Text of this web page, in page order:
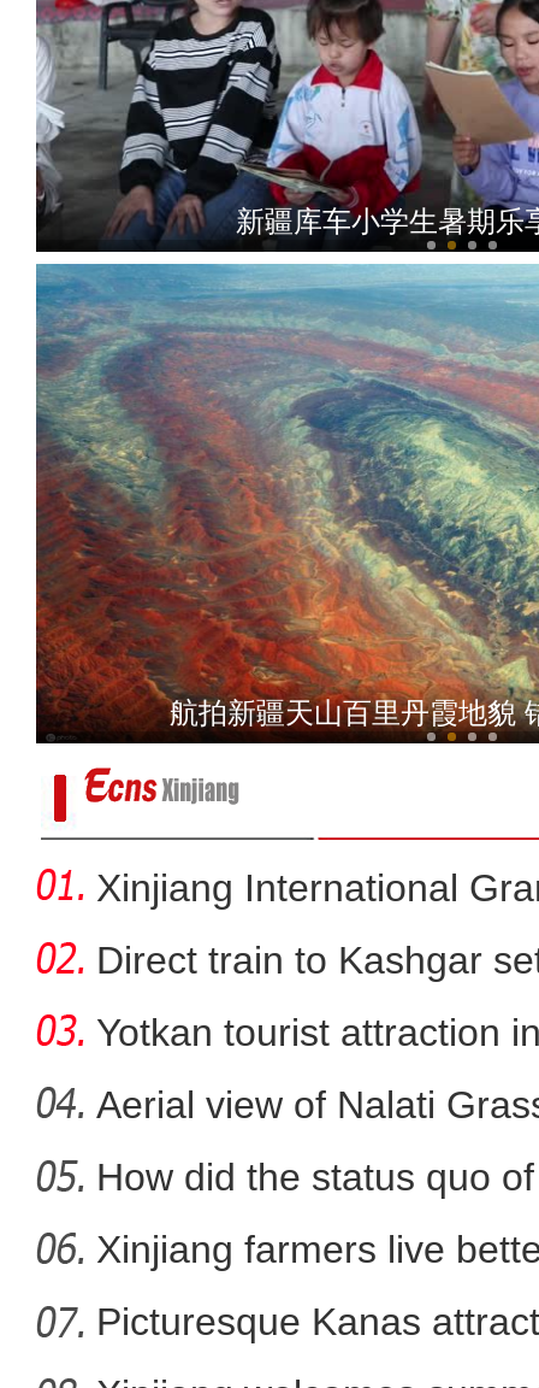
近距离看哈萨克族
新疆昭苏：夏日玉
中方：呼吁联合国人权高专
航拍新疆天山百里丹霞地貌
乌鲁木齐持续推进老旧
Xinjiang International
Direct train to Kashgar
Yotkan tourist attraction
Aerial view of Nalati
How did the status quo
Xinjiang farmers live
Picturesque Kanas